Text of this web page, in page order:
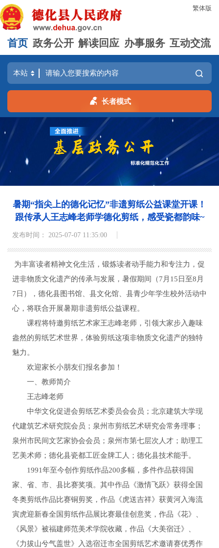
繁体版
首页 政务公开 解读回应 办事服务 互动交流
长者模式
暑期“指尖上的德化记忆”非遗剪纸公益课堂开课！
跟传承人王志峰老师学德化剪纸，感受瓷都韵味~
发布时间： 2025-07-07 11:35:00
为丰富读者精神文化生活，锻炼读者动手能力和专注力，促
进非物质文化遗产的传承与发展，暑假期间（7月15日至8月
7日），德化县图书馆、县文化馆、县青少年学生校外活动中
心，将联合开展暑期非遗剪纸公益课程。
课程将特邀剪纸艺术家王志峰老师，引领大家步入趣味
盎然的剪纸艺术世界，体验剪纸这项非物质文化遗产的独特
魅力。
欢迎家长小朋友们报名参加！
一、教师简介
王志峰老师
中华文化促进会剪纸艺术委员会会员；北京建筑大学现
代建筑艺术研究院会员；泉州市剪纸艺术研究会常务理事；
泉州市民间文艺家协会会员；泉州市第七层次人才；助理工
艺美术师；德化县瓷都工匠金牌工人；德化县技术能手。
1991年至今创作剪纸作品200多幅，多件作品获得国
家、省、市、县比赛奖项。其中作品《激情飞跃》获得全国
冬奥剪纸作品比赛铜剪奖，作品《虎送吉祥》获黄河入海流
寅虎迎新春全国剪纸作品展比赛最佳创意奖，作品《花》、
《风景》被福建师范美术学院收藏，作品《大美宿迁》、
《力拔山兮气盖世》入选宿迁市全国剪纸艺术邀请赛优秀作